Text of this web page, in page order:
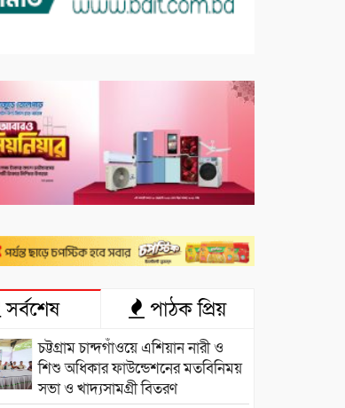
সর্বশেষ পাঠক প্রিয়
চট্টগ্রাম চান্দগাঁওয়ে এশিয়ান নারী ও
শিশু অধিকার ফাউন্ডেশনের মতবিনিময়
সভা ও খাদ্যসামগ্রী বিতরণ